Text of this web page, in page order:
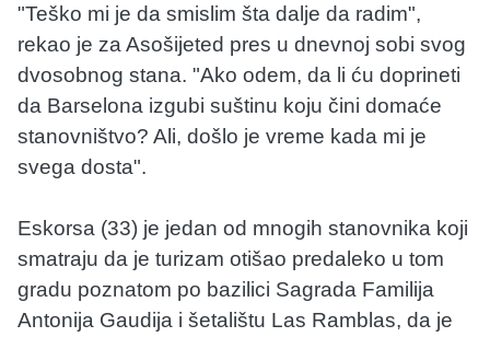
"Teško mi je da smislim šta dalje da radim",
rekao je za Asošijeted pres u dnevnoj sobi svog
dvosobnog stana. "Ako odem, da li ću doprineti
da Barselona izgubi suštinu koju čini domaće
stanovništvo? Ali, došlo je vreme kada mi je
svega dosta".
Eskorsa (33) je jedan od mnogih stanovnika koji
smatraju da je turizam otišao predaleko u tom
gradu poznatom po bazilici Sagrada Familija
Antonija Gaudija i šetalištu Las Ramblas, da je